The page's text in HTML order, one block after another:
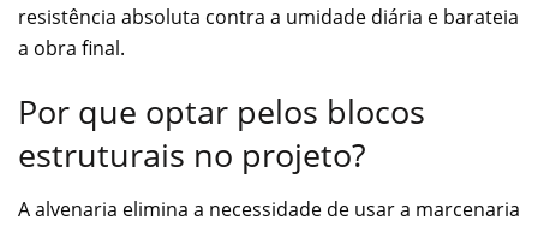
resistência absoluta contra a umidade diária e barateia
a obra final.
Por que optar pelos blocos
estruturais no projeto?
A alvenaria elimina a necessidade de usar a marcenaria